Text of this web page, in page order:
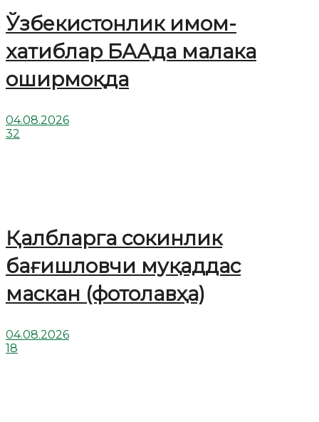
Ўзбекистонлик имом-
хатиблар БААда малака
оширмоқда
04.08.2026
32
Қалбларга сокинлик
бағишловчи муқаддас
маскан (фотолавҳа)
04.08.2026
18